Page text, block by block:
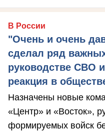
В России
"Очень и очень
сделал ряд
руководстве СВО
реакция в
Назначены новые
«Центр» и «Восток»,
формируемых войск